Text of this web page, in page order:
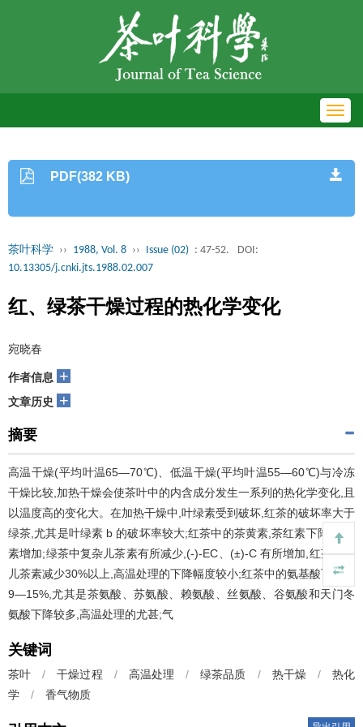
PDF(382 KB)
茶叶科学 ›› 1988, Vol. 8 ›› Issue (02) : 47-52.
DOI:
10.13305/j.cnki.jts.1988.02.007
红、绿茶干燥过程的热化学变化
宛晓春
作者信息 +
文章历史 +
摘要
高温干燥(平均叶温65—70℃)、低温干燥(平均叶温55—60℃)与冷冻
干燥比较,加热干燥会使茶叶中的内含成分发生一系列的热化学变化,且
以温度高的变化大。在加热干燥中,叶绿素受到破坏,红茶的破坏率大于
绿茶,尤其是叶绿素 b 的破坏率较大;红茶中的茶黄素,茶红素下降,茶褐
素增加;绿茶中复杂儿茶素有所减少,(-)-EC、(±)-C 有所增加,红茶中的
儿茶素减少30%以上,高温处理的下降幅度较小;红茶中的氨基酸下降了
9—15%,尤其是茶氨酸、苏氨酸、赖氨酸、丝氨酸、谷氨酸和天门冬
氨酸下降较多,高温处理的尤甚;气
关键词
茶叶 / 干燥过程 / 高温处理 / 绿茶品质 / 热干燥 /
热化
学
/ 香气物质